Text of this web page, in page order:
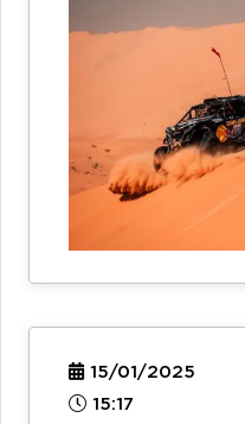
15/01/2025
15:17